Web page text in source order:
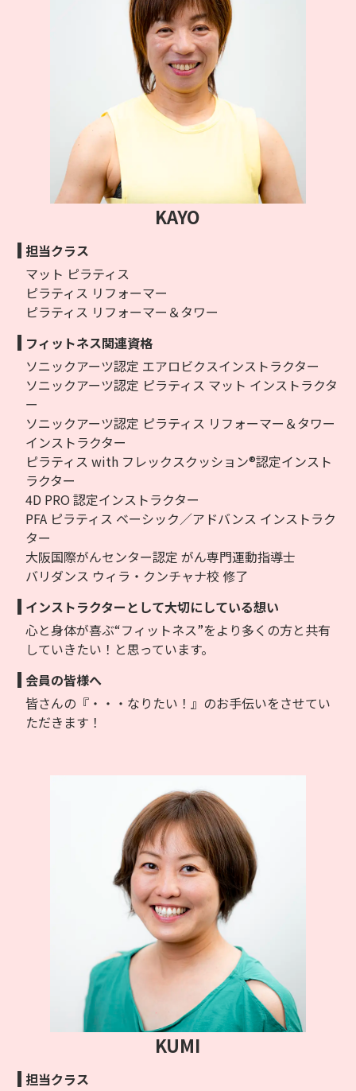
KAYO
担当クラス
マット ピラティス
ピラティス リフォーマー
ピラティス リフォーマー＆タワー
フィットネス関連資格
ソニックアーツ認定 エアロビクスインストラクター
ソニックアーツ認定 ピラティス マット インストラクタ
ー
ソニックアーツ認定 ピラティス リフォーマー＆タワー
インストラクター
ピラティス with フレックスクッション®認定インスト
ラクター
4D PRO 認定インストラクター
PFA ピラティス ベーシック／アドバンス インストラク
ター
大阪国際がんセンター認定 がん専門運動指導士
バリダンス ウィラ・クンチャナ校 修了
インストラクターとして大切にしている想い
心と身体が喜ぶ“フィットネス”をより多くの方と共有
していきたい！と思っています。
会員の皆様へ
皆さんの『・・・なりたい！』のお手伝いをさせてい
ただきます！
KUMI
担当クラス